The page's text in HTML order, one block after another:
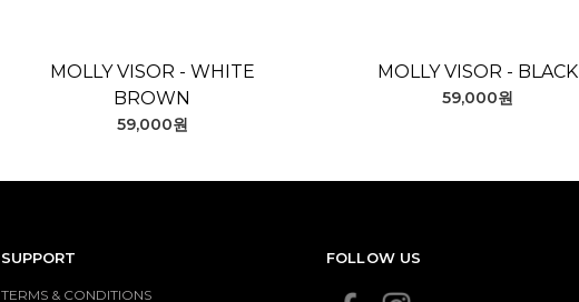
MOLLY VISOR - WHITE
BROWN
59,000원
MOLLY VISOR - BLACK
59,000원
SUPPORT
TERMS & CONDITIONS
FOLLOW US